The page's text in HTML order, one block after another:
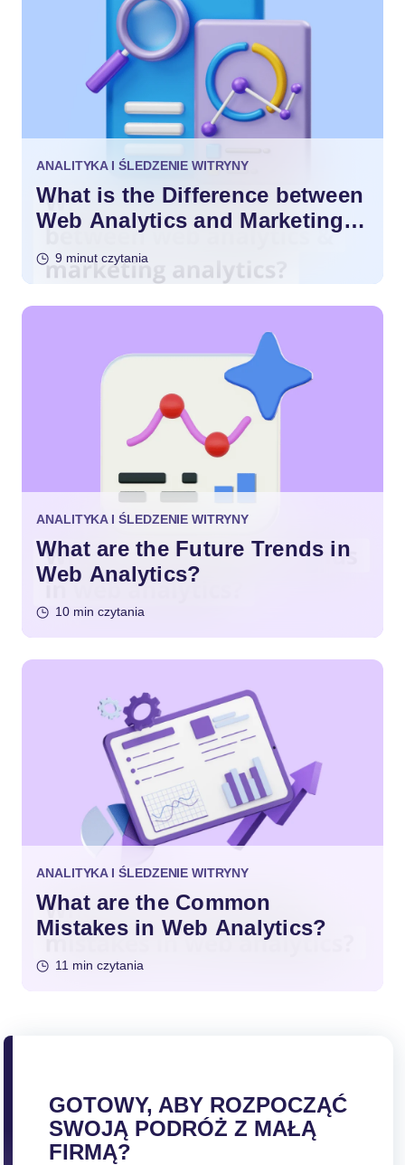
ANALITYKA I ŚLEDZENIE WITRYNY
What is the Difference between
Web Analytics and Marketing
9 minut czytania
ANALITYKA I ŚLEDZENIE WITRYNY
What are the Future Trends in
Web Analytics?
10 min czytania
ANALITYKA I ŚLEDZENIE WITRYNY
What are the Common
Mistakes in Web Analytics?
11 min czytania
GOTOWY, ABY ROZPOCZĄĆ
SWOJĄ PODRÓŻ Z MAŁĄ
FIRMĄ?